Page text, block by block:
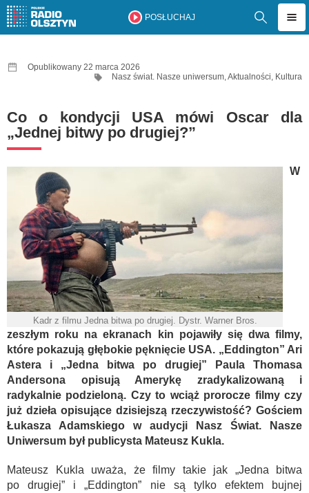
POSŁUCHAJ
Opublikowany 22 marca 2026
Nasz świat. Nasze uniwersum,Aktualności, Kultura
Co o kondycji USA mówi Oscar dla
„Jednej bitwy po drugiej?”
Kadr z filmu Jedna bitwa po drugiej. Dystr. Warner Bros.
W
zeszłym roku na ekranach kin pojawiły się dwa filmy,
które pokazują głębokie pęknięcie USA. „Eddington” Ari
Astera i „Jedna bitwa po drugiej” Paula Thomasa
Andersona opisują Amerykę zradykalizowaną i
radykalnie podzieloną. Czy to wciąż prorocze filmy czy
już dzieła opisujące dzisiejszą rzeczywistość? Gościem
Łukasza Adamskiego w audycji Nasz Świat. Nasze
Uniwersum był publicysta Mateusz Kukla.
Mateusz Kukla uważa, że filmy takie jak „Jedna bitwa
po drugiej”
i „Eddington”
nie są tylko efektem bujnej